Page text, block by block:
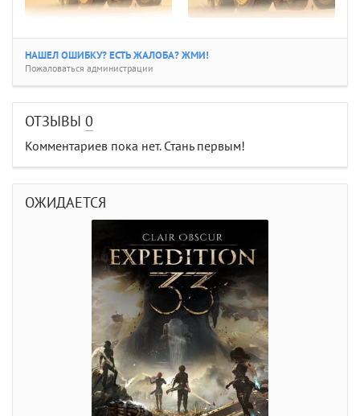
НАШЕЛ ОШИБКУ? ЕСТЬ ЖАЛОБА? ЖМИ!
Пожаловаться администрации
ОТЗЫВЫ 0
Комментариев пока нет. Стань первым!
ОЖИДАЕТСЯ